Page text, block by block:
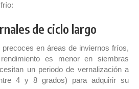
de ciclo largo
en áreas de inviernos fríos,
es menor en siembras
un periodo de vernalización a
4 y 8 grados) para adquirir su